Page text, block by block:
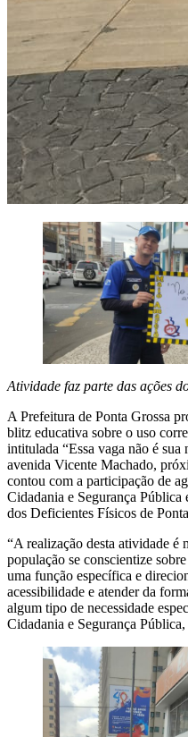
Atividade faz parte das ações
A Prefeitura de Ponta Grossa
blitz educativa sobre o uso
intitulada “Essa vaga não é
avenida Vicente Machado,
contou com a participação de
Cidadania e Segurança Pública
dos Deficientes Físicos de
“A realização desta atividade é
população se conscientize
uma função específica e
acessibilidade e atender da
algum tipo de necessidade
Cidadania e Segurança